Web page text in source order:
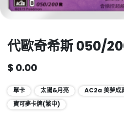
代歐奇希斯 050/
$ 0.00
單卡 太陽&月亮
AC2a 美夢成
寶可夢卡牌(繁中)